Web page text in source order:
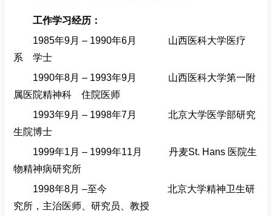
工作学习经历：
1985年9月 – 1990年6月
山西医科大学医疗
系
学士
1990年8月 – 1993年9月
山西医科大学第一附
属医院精神科
住院医师
1993年9月 – 1998年7月
北京大学医学部研究
生院博士
1999年1 月 – 1999年11 月 丹麦St. Hans 医院生
物精神病研究所
1998年8月 –至今
北京大学精神卫生研
究所，主治医师、研究员、教授